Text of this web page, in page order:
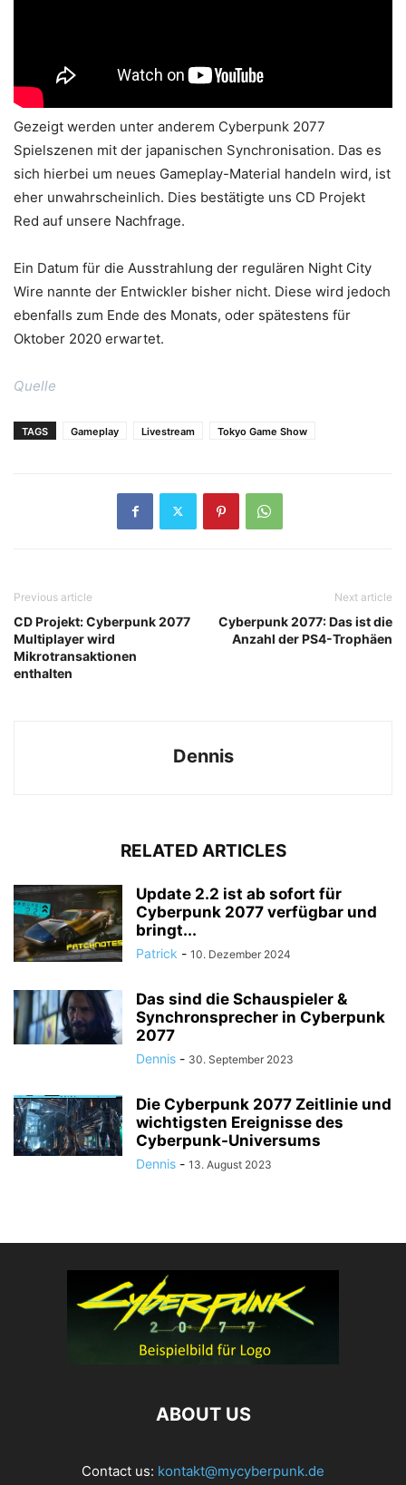
Gezeigt werden unter anderem Cyberpunk 2077
Spielszenen mit der japanischen Synchronisation. Das es
sich hierbei um neues Gameplay-Material handeln wird, ist
eher unwahrscheinlich. Dies bestätigte uns CD Projekt
Red auf unsere Nachfrage.
Ein Datum für die Ausstrahlung der regulären Night City
Wire nannte der Entwickler bisher nicht. Diese wird jedoch
ebenfalls zum Ende des Monats, oder spätestens für
Oktober 2020 erwartet.
Quelle
TAGS Gameplay Livestream Tokyo Game Show
Previous article
CD Projekt: Cyberpunk 2077
Multiplayer wird
Mikrotransaktionen
enthalten
Next article
Cyberpunk 2077: Das ist die
Anzahl der PS4-Trophäen
Dennis
RELATED ARTICLES
Update 2.2 ist ab sofort für
Cyberpunk 2077 verfügbar und
bringt...
Patrick - 10. Dezember 2024
Das sind die Schauspieler &
Synchronsprecher in Cyberpunk
2077
Dennis - 30. September 2023
Die Cyberpunk 2077 Zeitlinie und
wichtigsten Ereignisse des
Cyberpunk-Universums
Dennis - 13. August 2023
ABOUT US
Contact us: kontakt@mycyberpunk.de